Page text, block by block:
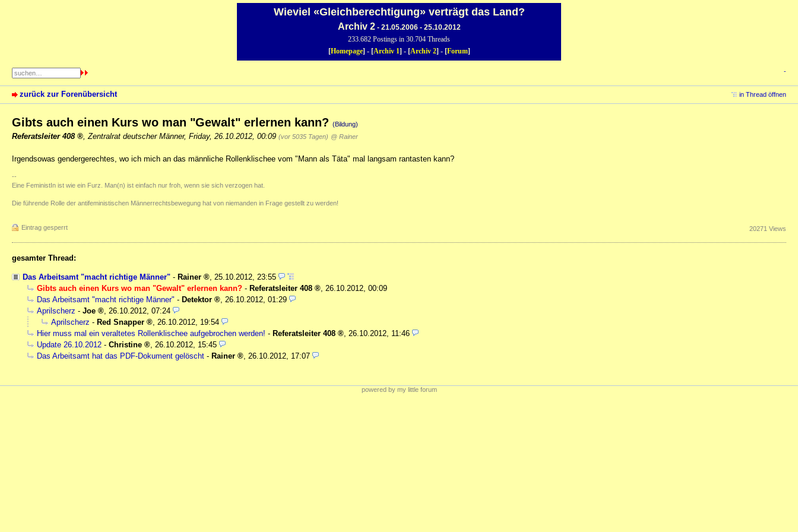
Wieviel «Gleichberechtigung» verträgt das Land?
Archiv 2- 21.05.2006 - 25.10.2012
233.682 Postings in 30.704 Threads
[Homepage] - [Archiv 1] - [Archiv 2] - [Forum]
-
zurück zur Forenübersicht in Thread öffnen
Gibts auch einen Kurs wo man "Gewalt" erlernen kann? (Bildung)
Referatsleiter 408 Zentralrat deutscher Männer, Friday, 26.10.2012, 00:09 (vor 5035 Tagen) @ Rainer
Irgendsowas gendergerechtes, wo ich mich an das männliche Rollenklischee vom "Mann als Täta" mal langsam rantasten kann?
--
Eine FeministIn ist wie ein Furz. Man(n) ist einfach nur froh, wenn sie sich verzogen hat.
Die führende Rolle der antifeministischen Männerrechtsbewegung hat von niemanden in Frage gestellt zu werden!
Eintrag gesperrt 20271 Views
gesamter Thread:
Das Arbeitsamt "macht richtige Männer" - Rainer , 25.10.2012, 23:55
Gibts auch einen Kurs wo man "Gewalt" erlernen kann? - Referatsleiter 408 , 26.10.2012, 00:09
Das Arbeitsamt "macht richtige Männer" - Detektor , 26.10.2012, 01:29
Aprilscherz - Joe , 26.10.2012, 07:24
Aprilscherz - Red Snapper , 26.10.2012, 19:54
Hier muss mal ein veraltetes Rollenklischee aufgebrochen werden! - Referatsleiter 408 , 26.10.2012, 11:46
Update 26.10.2012 - Christine , 26.10.2012, 15:45
Das Arbeitsamt hat das PDF-Dokument gelöscht - Rainer , 26.10.2012, 17:07
powered by my little forum